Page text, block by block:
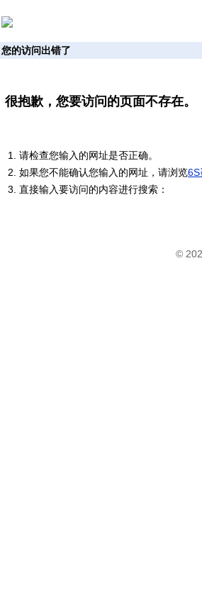
您的访问出错了
很抱歉，您要访问的页面不存在。
请检查您输入的网址是否正确。
如果您不能确认您输入的网址，请浏览6S
直接输入要访问的内容进行搜索：
©